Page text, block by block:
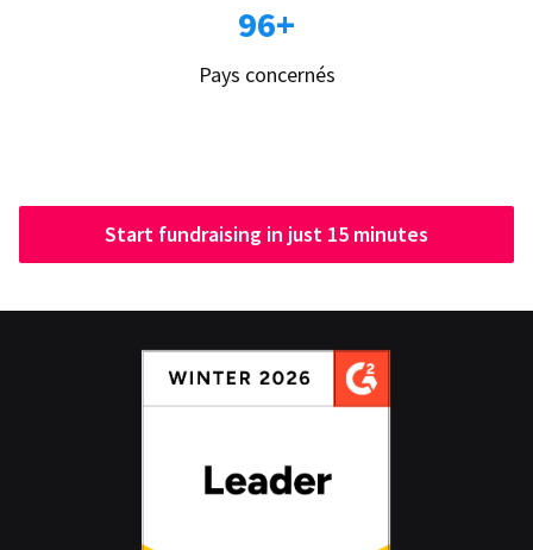
96+
Pays concernés
Start fundraising in just 15 minutes